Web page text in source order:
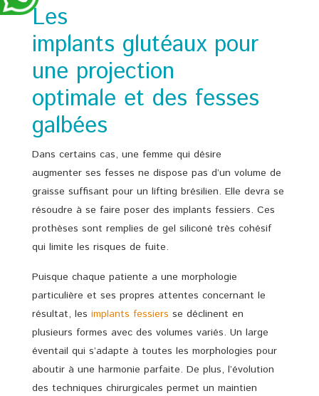
Les
implants glutéaux pour
une projection
optimale et des fesses
galbées
Dans certains cas, une femme qui désire
augmenter ses fesses ne dispose pas d’un volume de
graisse suffisant pour un lifting brésilien. Elle devra se
résoudre à se faire poser des implants fessiers. Ces
prothèses sont remplies de gel siliconé très cohésif
qui limite les risques de fuite.
Puisque chaque patiente a une morphologie
particulière et ses propres attentes concernant le
résultat, les implants fessiers se déclinent en
plusieurs formes avec des volumes variés. Un large
éventail qui s’adapte à toutes les morphologies pour
aboutir à une harmonie parfaite. De plus, l’évolution
des techniques chirurgicales permet un maintien